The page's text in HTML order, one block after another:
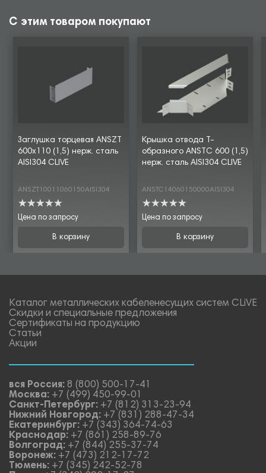
С этим товаром покупают
Заглушка торцевая ANSZT
600х110 (1,5) нерж. сталь
AISI304 CLIVE
ANSZT10011060150AISI304
Цена по запросу
В корзину
Крышка отвода Т-
образного ANSTC 600 (1,5)
нерж. сталь AISI304 CLIVE
ANSTC14060150000AISI304
Цена по запросу
В корзину
Каталог металлических кабеленесущих систем CLiVE
Скидки и специальные предложения
Сертификаты на продукцию
Статьи
Акции
вся Россия: 8 (800) 500-17-41
Москва: +7 (499) 450-99-01
Санкт-Петербург: +7 (812) 313-23-94
Нижний Новгород: +7 (831) 288-47-34
Екатеринбург: +7 (343) 364-74-63
Краснодар: +7 (861) 258-89-76
Волгоград: +7 (844) 255-37-74
Воронеж: +7 (473) 212-17-72
Тюмень: +7 (345) 242-52-78